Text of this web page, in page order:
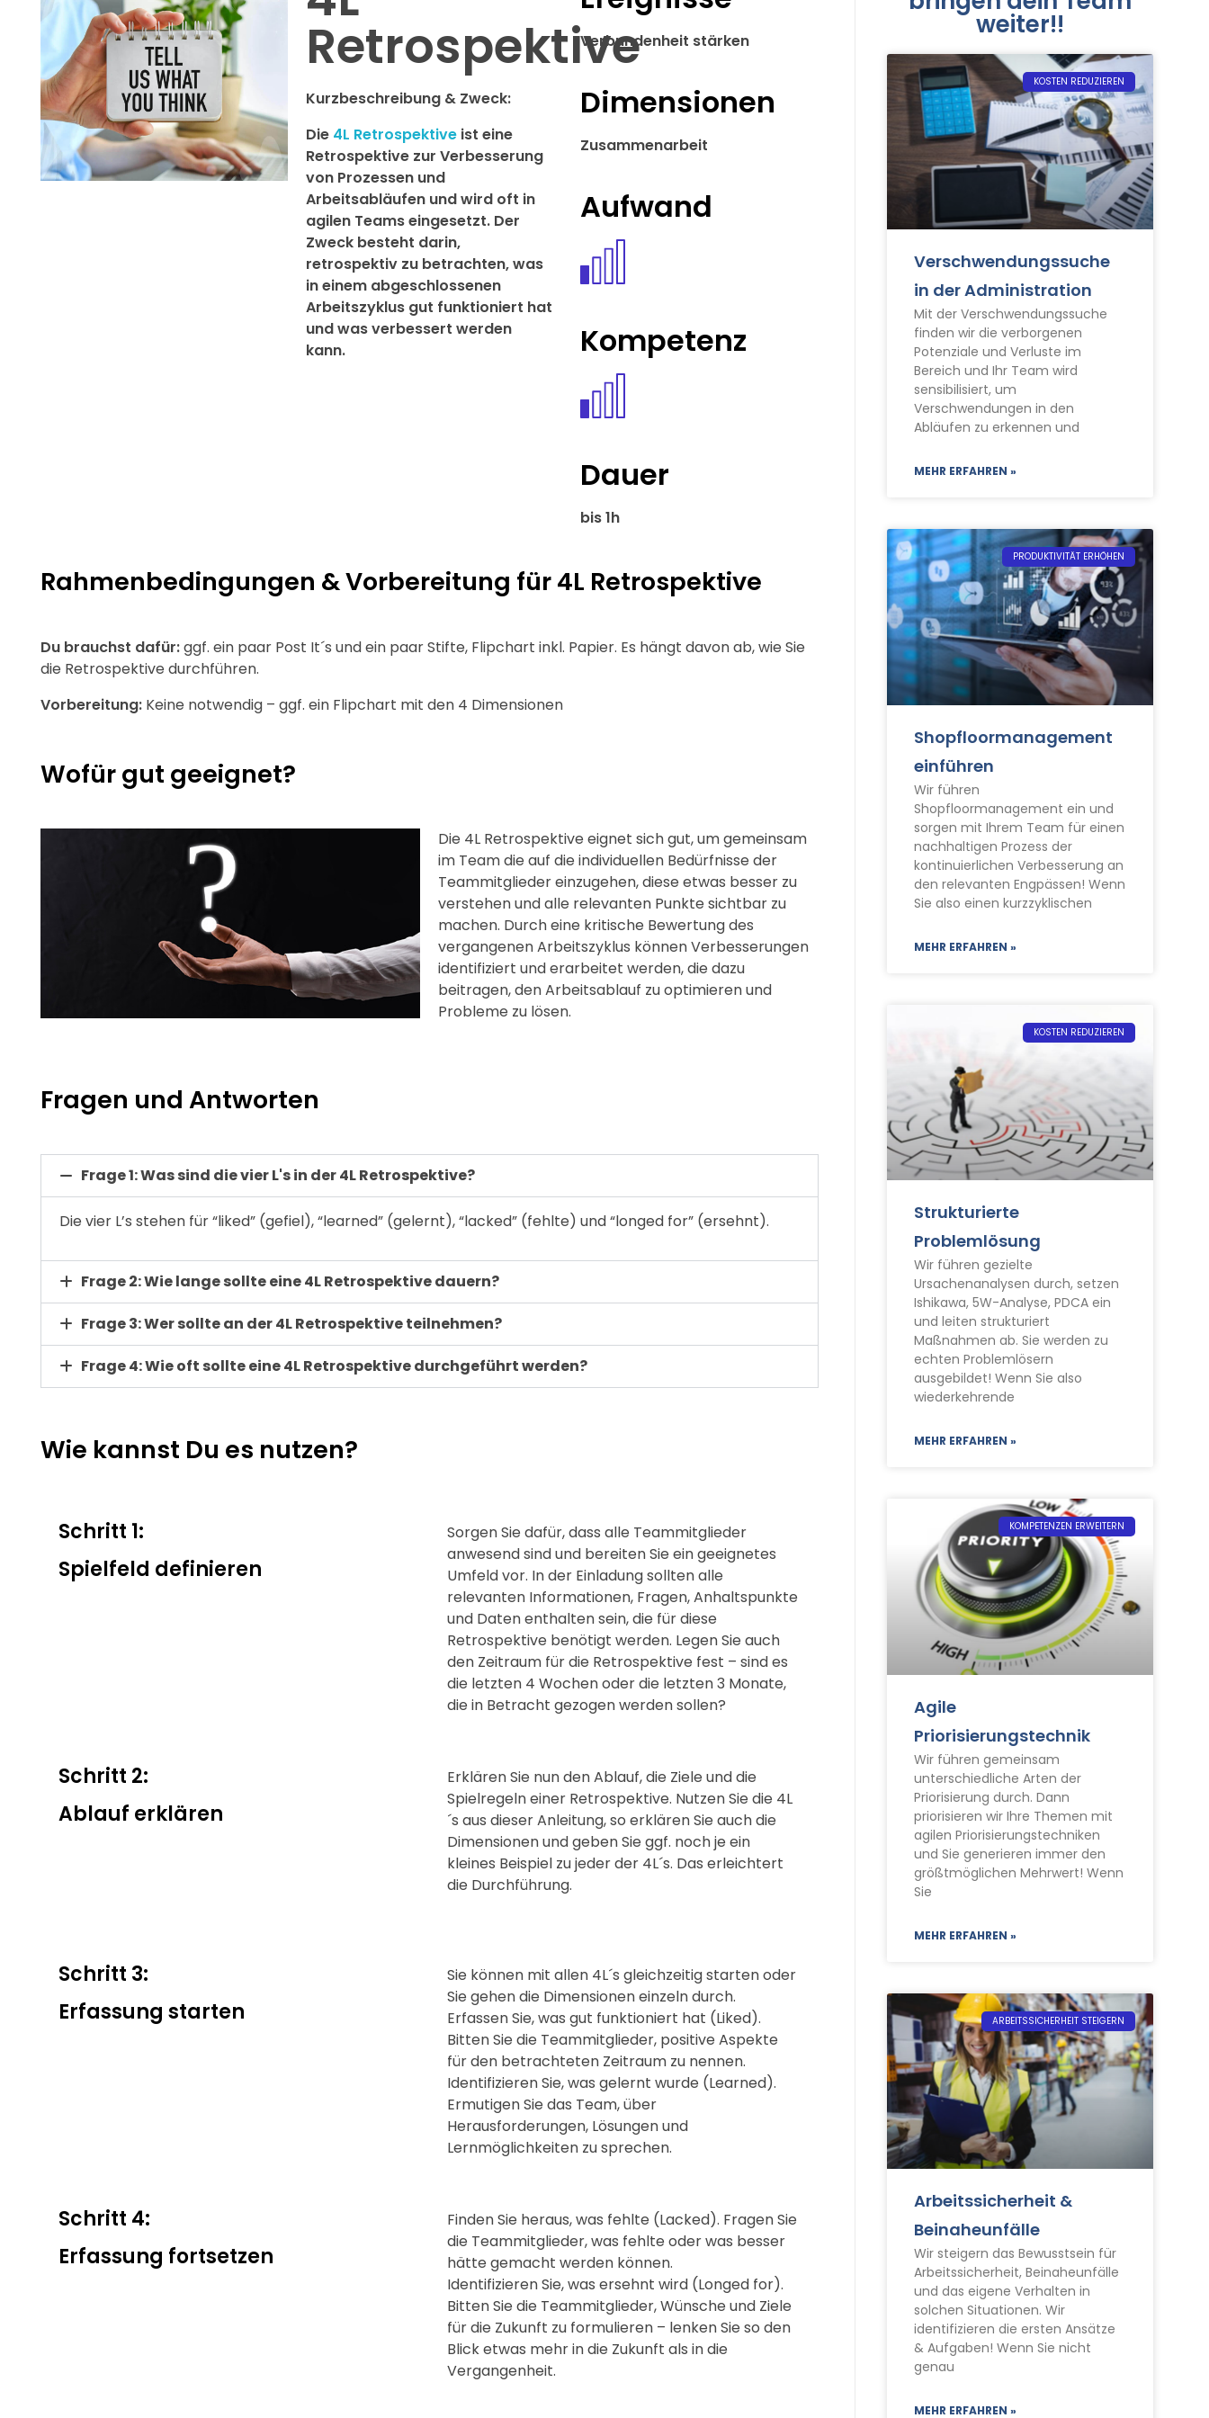
Retrospektive
Kurzbeschreibung & Zweck:
Die 4L Retrospektiveist eine
Retrospektive zur Verbesserung
von Prozessen und
Arbeitsabläufen und wird oft in
agilen Teams eingesetzt. Der
Zweck besteht darin,
retrospektiv zu betrachten, was
in einem abgeschlossenen
Arbeitszyklus gut funktioniert hat
und was verbessert werden
kann.
Verbundenheit stärken
Dimensionen
Zusammenarbeit
Aufwand
Kompetenz
Dauer
bis 1h
Rahmenbedingungen & Vorbereitung für 4L Retrospektive
Du brauchst dafür:ggf. ein paar Post It´s und ein paar Stifte, Flipchart inkl. Papier. Es hängt davon ab, wie Sie
die Retrospektive durchführen.
Vorbereitung: Keine notwendig – ggf. ein Flipchart mit den 4 Dimensionen
Wofür gut geeignet?
Die 4L Retrospektive eignet sich gut, um gemeinsam
im Team die auf die individuellen Bedürfnisse der
Teammitglieder einzugehen, diese etwas besser zu
verstehen und alle relevanten Punkte sichtbar zu
machen. Durch eine kritische Bewertung des
vergangenen Arbeitszyklus können Verbesserungen
identifiziert und erarbeitet werden, die dazu
beitragen, den Arbeitsablauf zu optimieren und
Probleme zu lösen.
Fragen und Antworten
Frage 1: Was sind die vier L's in der 4L Retrospektive?
Die vier L’s stehen für “liked” (gefiel), “learned” (gelernt), “lacked” (fehlte) und “longed for” (ersehnt).
Frage 2: Wie lange sollte eine 4L Retrospektive dauern?
Frage 3: Wer sollte an der 4L Retrospektive teilnehmen?
Frage 4: Wie oft sollte eine 4L Retrospektive durchgeführt werden?
Wie kannst Du es nutzen?
Schritt 1:
Spielfeld definieren
Sorgen Sie dafür, dass alle Teammitglieder
anwesend sind und bereiten Sie ein geeignetes
Umfeld vor. In der Einladung sollten alle
relevanten Informationen, Fragen, Anhaltspunkte
und Daten enthalten sein, die für diese
Retrospektive benötigt werden. Legen Sie auch
den Zeitraum für die Retrospektive fest – sind es
die letzten 4 Wochen oder die letzten 3 Monate,
die in Betracht gezogen werden sollen?
Schritt 2:
Ablauf erklären
Erklären Sie nun den Ablauf, die Ziele und die
Spielregeln einer Retrospektive. Nutzen Sie die 4L
´s aus dieser Anleitung, so erklären Sie auch die
Dimensionen und geben Sie ggf. noch je ein
kleines Beispiel zu jeder der 4L´s. Das erleichtert
die Durchführung.
Schritt 3:
Erfassung starten
Sie können mit allen 4L´s gleichzeitig starten oder
Sie gehen die Dimensionen einzeln durch.
Erfassen Sie, was gut funktioniert hat (Liked).
Bitten Sie die Teammitglieder, positive Aspekte
für den betrachteten Zeitraum zu nennen.
Identifizieren Sie, was gelernt wurde (Learned).
Ermutigen Sie das Team, über
Herausforderungen, Lösungen und
Lernmöglichkeiten zu sprechen.
Schritt 4:
Erfassung fortsetzen
Finden Sie heraus, was fehlte (Lacked). Fragen Sie
die Teammitglieder, was fehlte oder was besser
hätte gemacht werden können.
Identifizieren Sie, was ersehnt wird (Longed for).
Bitten Sie die Teammitglieder, Wünsche und Ziele
für die Zukunft zu formulieren – lenken Sie so den
Blick etwas mehr in die Zukunft als in die
Vergangenheit.
weiter!!
KOSTEN REDUZIEREN
Verschwendungssuche
in der Administration
Mit der Verschwendungssuche
finden wir die verborgenen
Potenziale und Verluste im
Bereich und Ihr Team wird
sensibilisiert, um
Verschwendungen in den
Abläufen zu erkennen und
MEHR ERFAHREN »
PRODUKTIVITÄT ERHÖHEN
Shopfloormanagement
einführen
Wir führen
Shopfloormanagement ein und
sorgen mit Ihrem Team für einen
nachhaltigen Prozess der
kontinuierlichen Verbesserung an
den relevanten Engpässen! Wenn
Sie also einen kurzzyklischen
MEHR ERFAHREN »
KOSTEN REDUZIEREN
Strukturierte
Problemlösung
Wir führen gezielte
Ursachenanalysen durch, setzen
Ishikawa, 5W-Analyse, PDCA ein
und leiten strukturiert
Maßnahmen ab. Sie werden zu
echten Problemlösern
ausgebildet! Wenn Sie also
wiederkehrende
MEHR ERFAHREN »
KOMPETENZEN ERWEITERN
Agile
Priorisierungstechnik
Wir führen gemeinsam
unterschiedliche Arten der
Priorisierung durch. Dann
priorisieren wir Ihre Themen mit
agilen Priorisierungstechniken
und Sie generieren immer den
größtmöglichen Mehrwert! Wenn
Sie
MEHR ERFAHREN »
ARBEITSSICHERHEIT STEIGERN
Arbeitssicherheit &
Beinaheunfälle
Wir steigern das Bewusstsein für
Arbeitssicherheit, Beinaheunfälle
und das eigene Verhalten in
solchen Situationen. Wir
identifizieren die ersten Ansätze
& Aufgaben! Wenn Sie nicht
genau
MEHR ERFAHREN »